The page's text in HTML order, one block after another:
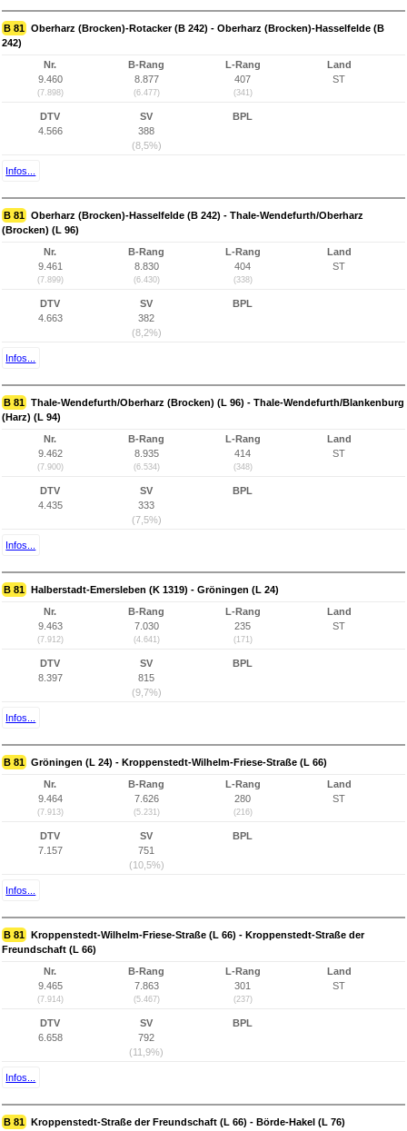
B 81 Oberharz (Brocken)-Rotacker (B 242) - Oberharz (Brocken)-Hasselfelde (B
242)
Nr.
9.460
(7.898)
B-Rang
8.877
(6.477)
L-Rang
407
(341)
Land
ST
DTV
4.566
SV
388
(8,5%)
BPL
Infos...
B 81 Oberharz (Brocken)-Hasselfelde (B 242) - Thale-Wendefurth/Oberharz
(Brocken) (L 96)
Nr.
9.461
(7.899)
B-Rang
8.830
(6.430)
L-Rang
404
(338)
Land
ST
DTV
4.663
SV
382
(8,2%)
BPL
Infos...
B 81 Thale-Wendefurth/Oberharz (Brocken) (L 96) - Thale-Wendefurth/Blankenburg
(Harz) (L 94)
Nr.
9.462
(7.900)
B-Rang
8.935
(6.534)
L-Rang
414
(348)
Land
ST
DTV
4.435
SV
333
(7,5%)
BPL
Infos...
B 81 Halberstadt-Emersleben (K 1319) - Gröningen (L 24)
Nr.
9.463
(7.912)
B-Rang
7.030
(4.641)
L-Rang
235
(171)
Land
ST
DTV
8.397
SV
815
(9,7%)
BPL
Infos...
B 81 Gröningen (L 24) - Kroppenstedt-Wilhelm-Friese-Straße (L 66)
Nr.
9.464
(7.913)
B-Rang
7.626
(5.231)
L-Rang
280
(216)
Land
ST
DTV
7.157
SV
751
(10,5%)
BPL
Infos...
B 81 Kroppenstedt-Wilhelm-Friese-Straße (L 66) - Kroppenstedt-Straße der
Freundschaft (L 66)
Nr.
9.465
(7.914)
B-Rang
7.863
(5.467)
L-Rang
301
(237)
Land
ST
DTV
6.658
SV
792
(11,9%)
BPL
Infos...
B 81 Kroppenstedt-Straße der Freundschaft (L 66) - Börde-Hakel (L 76)